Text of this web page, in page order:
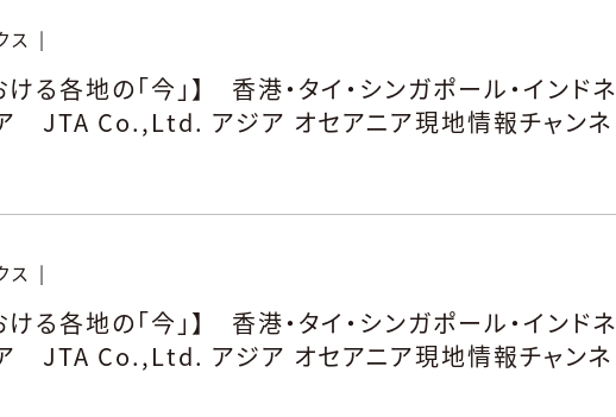
ス |
る各地の「今」】 香港・タイ・シンガポール・インドネ
ア JTA Co.,Ltd. アジア オセアニア現地情報チャンネ
ス |
る各地の「今」】 香港・タイ・シンガポール・インドネ
ア JTA Co.,Ltd. アジア オセアニア現地情報チャンネ